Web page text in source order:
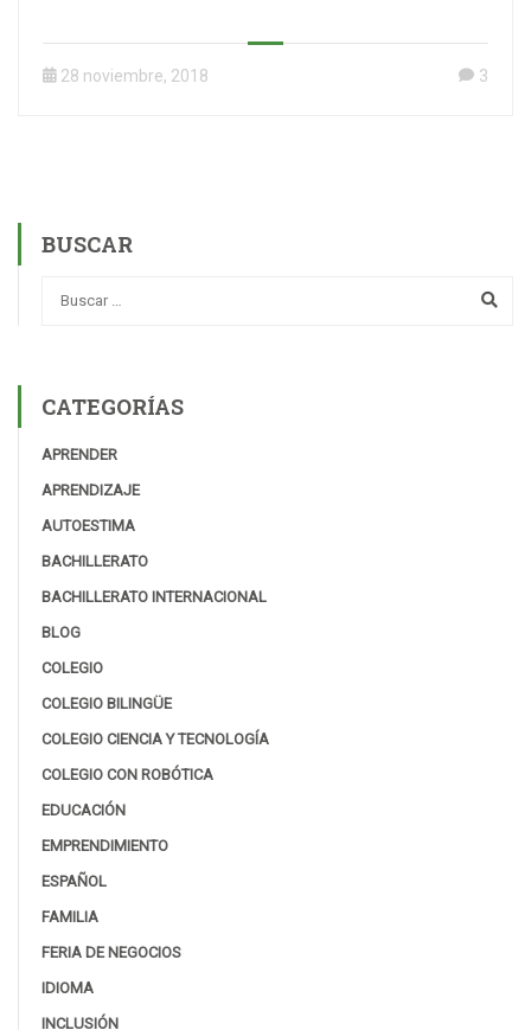
28 noviembre, 2018 3
BUSCAR
CATEGORÍAS
APRENDER
APRENDIZAJE
AUTOESTIMA
BACHILLERATO
BACHILLERATO INTERNACIONAL
BLOG
COLEGIO
COLEGIO BILINGÜE
COLEGIO CIENCIA Y TECNOLOGÍA
COLEGIO CON ROBÓTICA
EDUCACIÓN
EMPRENDIMIENTO
ESPAÑOL
FAMILIA
FERIA DE NEGOCIOS
IDIOMA
INCLUSIÓN